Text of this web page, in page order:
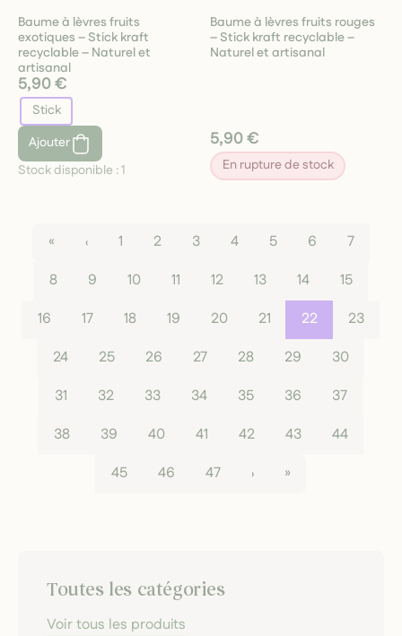
Baume à lèvres fruits
exotiques – Stick kraft
recyclable – Naturel et
artisanal
5,90 €
Stick
Ajouter
Stock disponible :1
Baume à lèvres fruits rouges
– Stick kraft recyclable –
Naturel et artisanal
5,90 €
En rupture de stock
« ‹ 1 2 3 4 5 6
7
8
9 10 11 12 13 14
15
16
17 18 19 20 21 22
23
24
25 26 27 28 29
30
31
32 33 34 35 36
37
38
39 40 41 42 43
44
45
46 47 › »
Toutes les catégories
Voir tous les produits